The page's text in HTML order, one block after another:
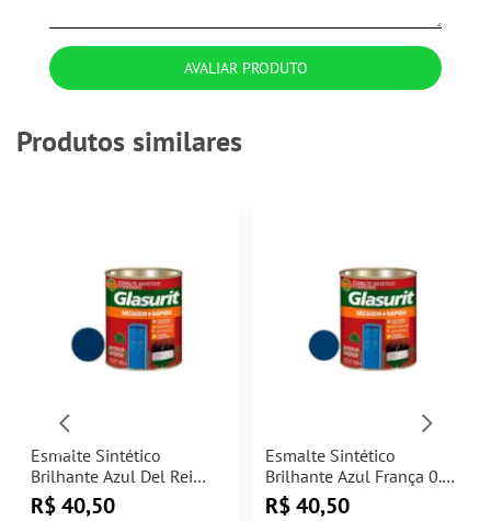
AVALIAR PRODUTO
Produtos similares
Esmalte Sintético
Brilhante Azul Del Rei
0.9L Glasurit
R$ 40,50
Esmalte Sintético
Brilhante Azul França 0.9L
Glasurit
R$ 40,50